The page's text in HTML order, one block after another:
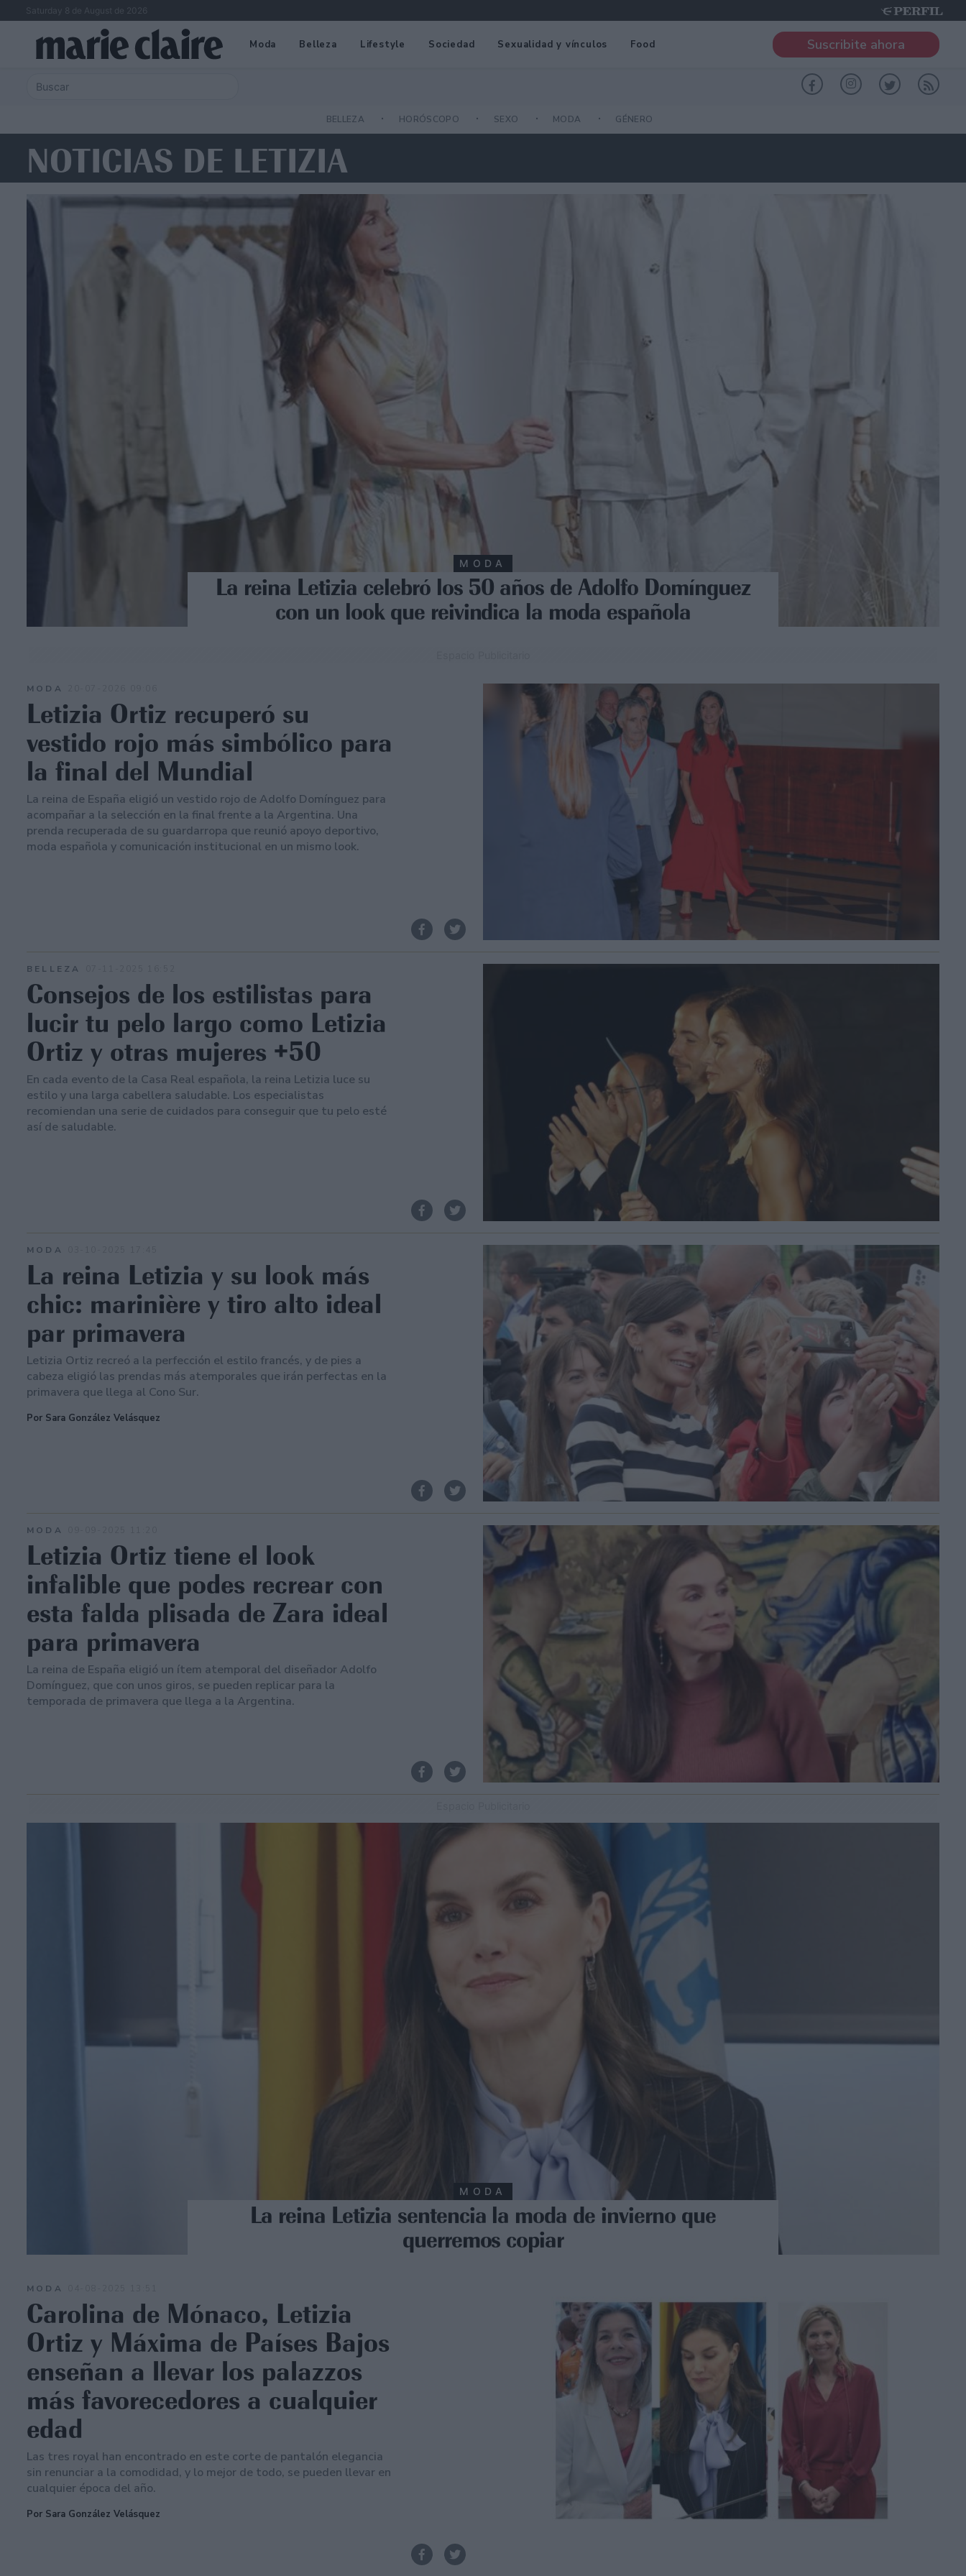
Saturday 8 de August de 2026
Moda Belleza Lifestyle Sociedad Sexualidad y vínculos Food Suscribite ahora
BELLEZA HORÓSCOPO SEXO MODA GÉNERO
NOTICIAS DE LETIZIA
MODA
La reina Letizia celebró los 50 años de Adolfo Domínguez
con un look que reivindica la moda española
MODA
Letizia Ortiz recuperó su
vestido rojo más simbólico para
la final del Mundial
La reina de España eligió un vestido rojo de Adolfo Domínguez para
acompañar a la selección en la final frente a la Argentina. Una
prenda recuperada de su guardarropa que reunió apoyo deportivo,
moda española y comunicación institucional en un mismo look.
BELLEZA
Consejos de los estilistas para
lucir tu pelo largo como Letizia
Ortiz y otras mujeres +50
En cada evento de la Casa Real española, la reina Letizia luce su
estilo y una larga cabellera saludable. Los especialistas
recomiendan una serie de cuidados para conseguir que tu pelo esté
así de saludable.
MODA
La reina Letizia y su look más
chic: marinière y tiro alto ideal
par primavera
Letizia Ortiz recreó a la perfección el estilo francés, y de pies a
cabeza eligió las prendas más atemporales que irán perfectas en la
primavera que llega al Cono Sur.
Por Sara González Velásquez
MODA
Letizia Ortiz tiene el look
infalible que podes recrear con
esta falda plisada de Zara ideal
para primavera
La reina de España eligió un ítem atemporal del diseñador Adolfo
Domínguez, que con unos giros, se pueden replicar para la
temporada de primavera que llega a la Argentina.
MODA
La reina Letizia sentencia la moda de invierno que
querremos copiar
MODA
Carolina de Mónaco, Letizia
Ortiz y Máxima de Países Bajos
enseñan a llevar los palazzos
más favorecedores a cualquier
edad
Las tres royal han encontrado en este corte de pantalón elegancia
sin renunciar a la comodidad, y lo mejor de todo, se pueden llevar en
cualquier época del año.
Por Sara González Velásquez